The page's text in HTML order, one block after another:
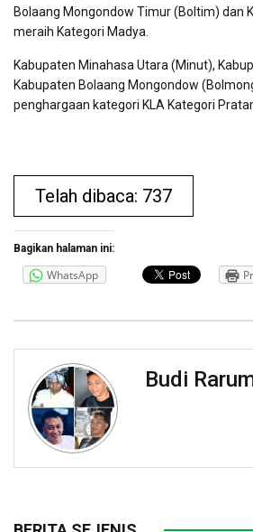
Bolaang Mongondow Timur (Boltim) dan
meraih Kategori Madya.
Kabupaten Minahasa Utara (Minut),
Kabupaten Bolaang Mongondow
penghargaan kategori KLA Kategori
Telah dibaca: 737
Bagikan halaman ini:
WhatsApp
Budi